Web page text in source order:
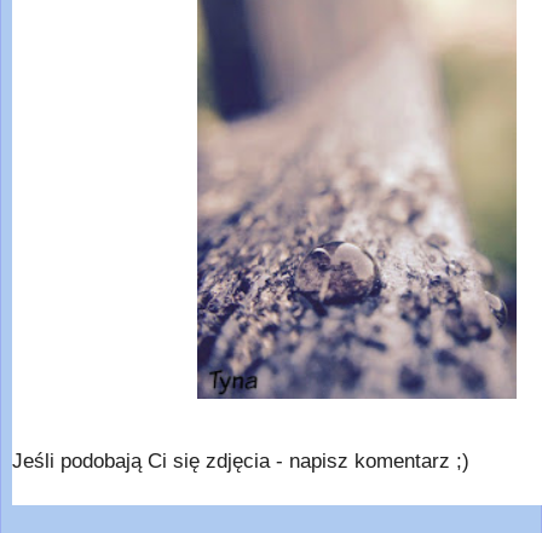
Jeśli podobają Ci się zdjęcia - napisz komentarz ;)